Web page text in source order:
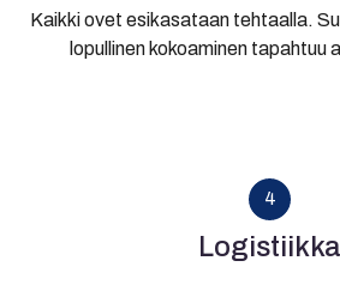
Kaikki ovet esikasataan tehtaalla.
lopullinen kokoaminen tapahtuu
4
Logistiikka